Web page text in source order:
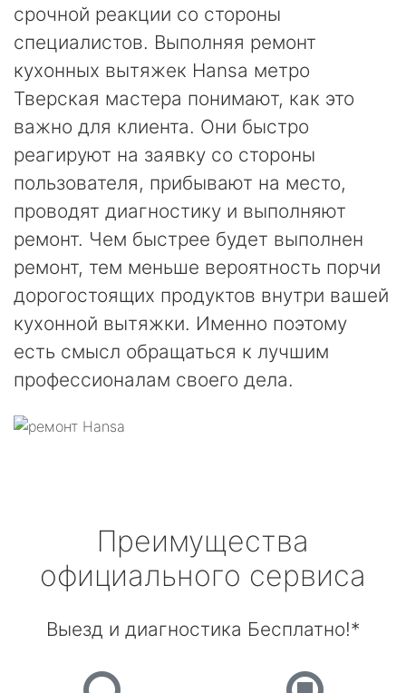
срочной реакции со стороны
специалистов. Выполняя ремонт
кухонных вытяжек Hansa метро
Тверская мастера понимают, как это
важно для клиента. Они быстро
реагируют на заявку со стороны
пользователя, прибывают на место,
проводят диагностику и выполняют
ремонт. Чем быстрее будет выполнен
ремонт, тем меньше вероятность порчи
дорогостоящих продуктов внутри вашей
кухонной вытяжки. Именно поэтому
есть смысл обращаться к лучшим
профессионалам своего дела.
Преимущества
официального сервиса
Выезд и диагностика Бесплатно!*